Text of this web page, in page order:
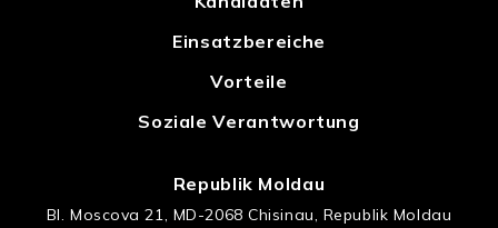
Einsatzbereiche
Vorteile
Soziale Verantwortung
Republik Moldau
Bl. Moscova 21, MD-2068 Chisinau, Republik Moldau